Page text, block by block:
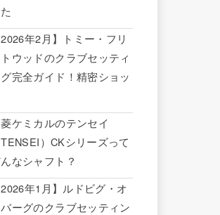
2026年2月】トミー・フリ
ウッドのクラブセッティ
完全ガイド！精密ショッ
ケミカルのテンセイ
TENSEI）CKシリーズって
なシャフト？
2026年1月】ルドビグ・オ
ーグのクラブセッティン